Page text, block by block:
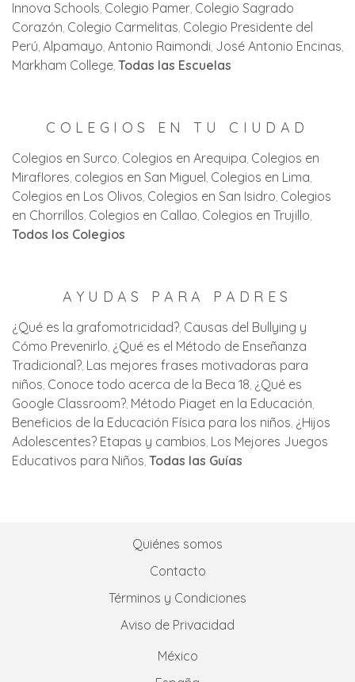
Innova Schools Colegio Pamer Colegio Sagrado
Corazón Colegio Carmelitas Colegio Presidente del
Perú Alpamayo Antonio Raimondi José Antonio Encinas
Markham College Todas las Escuelas
COLEGIOS EN TU CIUDAD
Colegios en Surco Colegios en Arequipa Colegios en
Miraflores colegios en San Miguel Colegios en Lima
Colegios en Los Olivos Colegios en San Isidro Colegios
en Chorrillos Colegios en Callao Colegios en Trujillo
Todos los Colegios
AYUDAS PARA PADRES
¿Qué es la grafomotricidad? Causas del Bullying y
Cómo Prevenirlo ¿Qué es el Método de Enseñanza
Tradicional? Las mejores frases motivadoras para
niños Conoce todo acerca de la Beca 18 ¿Qué es
Google Classroom? Método Piaget en la Educación
Beneficios de la Educación Física para los niños ¿Hijos
Adolescentes? Etapas y cambios Los Mejores Juegos
Educativos para Niños Todas las Guías
Quiénes somos
Contacto
Términos y Condiciones
Aviso de Privacidad
México